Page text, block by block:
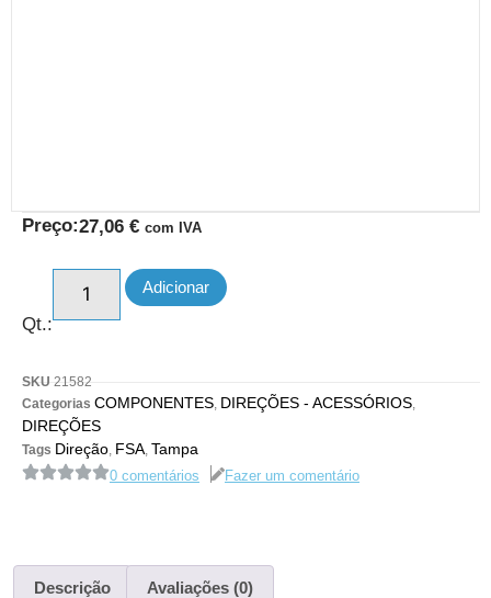
Preço:27,06 € com IVA
Qt.:
Adicionar
SKU 21582
Categorias COMPONENTES DIREÇÕES - ACESSÓRIOS
DIREÇÕES
Tags Direção FSA Tampa
0 comentários Fazer um comentário
Descrição Avaliações (0)